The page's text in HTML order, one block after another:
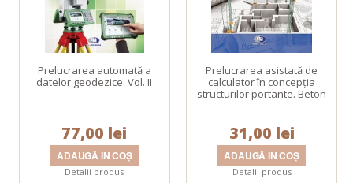
Prelucrarea automată a
datelor geodezice. Vol. II
77,00 lei
Detalii produs
Prelucrarea asistată de
calculator în concepţia
structurilor portante. Beton
31,00 lei
Detalii produs